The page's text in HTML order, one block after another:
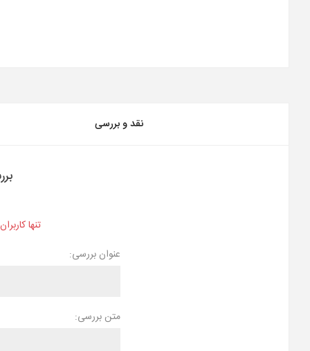
نقد و بررسی
تنها
عنوان بررسی:
متن بررسی: